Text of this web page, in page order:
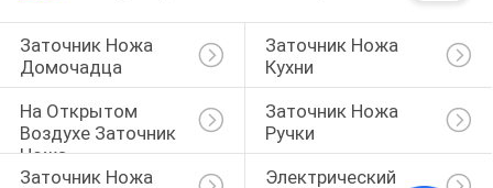
Заточник Ножа
Домочадца
Заточник Ножа
Кухни
На Открытом
Воздухе Заточник
Ножа
Заточник Ножа
Ручки
Заточник Ножа
Электрический